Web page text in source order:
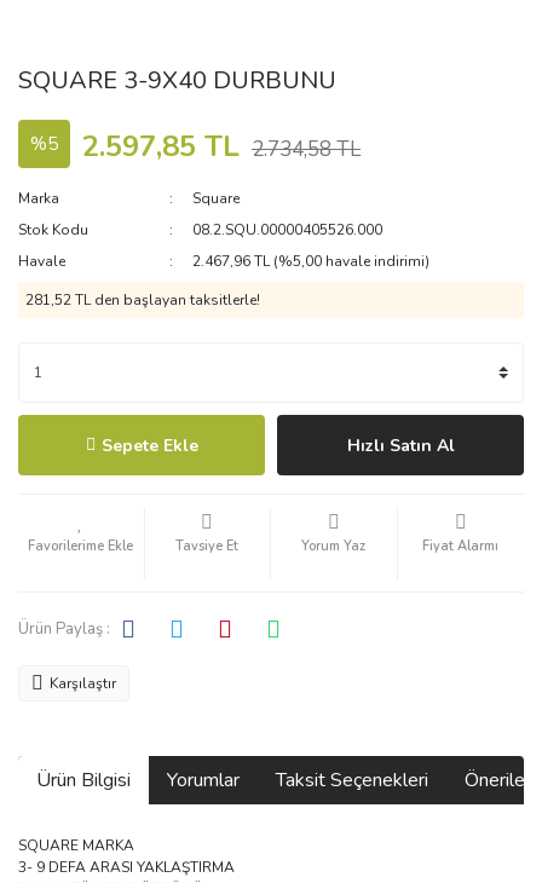
SQUARE 3-9X40 DURBUNU
%5 2.597,85 TL 2.734,58 TL
Marka
Square
Stok Kodu
08.2.SQU.00000405526.000
Havale
2.467,96 TL (%5,00 havale indirimi)
281,52 TL den başlayan taksitlerle!
Sepete Ekle Hızlı Satın Al
Tavsiye Et Yorum Yaz Fiyat Alarmı
Ürün Paylaş :
Karşılaştır
Ürün Bilgisi Yorumlar Taksit Seçenekleri
SQUARE MARKA
3- 9 DEFA ARASI YAKLAŞTIRMA